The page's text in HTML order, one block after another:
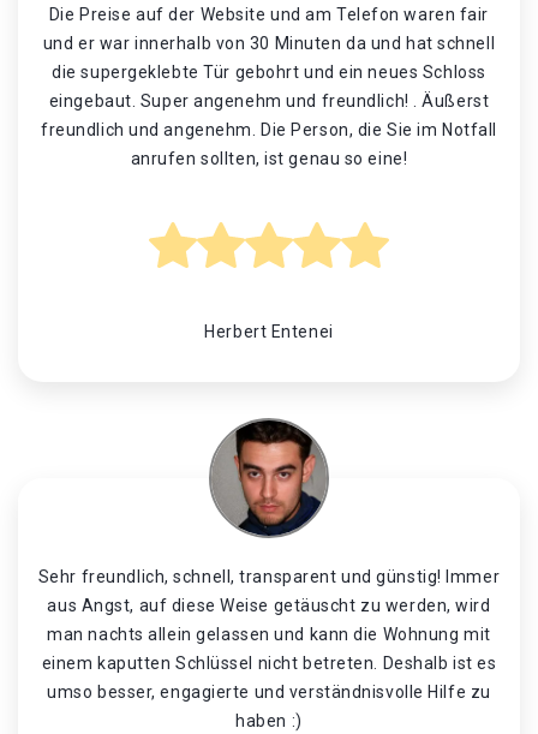
Die Preise auf der Website und am Telefon waren fair
und er war innerhalb von 30 Minuten da und hat schnell
die supergeklebte Tür gebohrt und ein neues Schloss
eingebaut. Super angenehm und freundlich! . Äußerst
freundlich und angenehm. Die Person, die Sie im Notfall
anrufen sollten, ist genau so eine!
Herbert Entenei
Sehr freundlich, schnell, transparent und günstig! Immer
aus Angst, auf diese Weise getäuscht zu werden, wird
man nachts allein gelassen und kann die Wohnung mit
einem kaputten Schlüssel nicht betreten. Deshalb ist es
umso besser, engagierte und verständnisvolle Hilfe zu
haben :)